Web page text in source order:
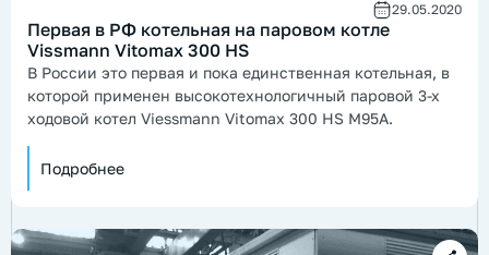
29.05.2020
Первая в РФ котельная на паровом котле
Vissmann Vitomax 300 HS
В России это первая и пока единственная котельная, в
которой применен высокотехнологичный паровой 3-х
ходовой котел Viessmann Vitomax 300 HS M95A.
Подробнее